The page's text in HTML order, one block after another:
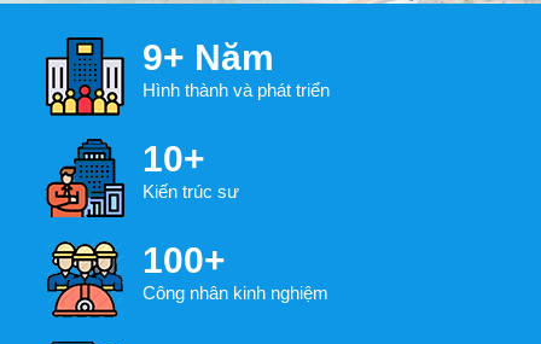
9+ Năm
Hình thành và phát triển
10+
Kiến trúc sư
100+
Công nhân kinh nghiệm